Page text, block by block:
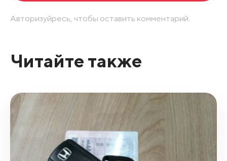
Авторизуйресь, чтобы оставить комментарий.
Читайте также